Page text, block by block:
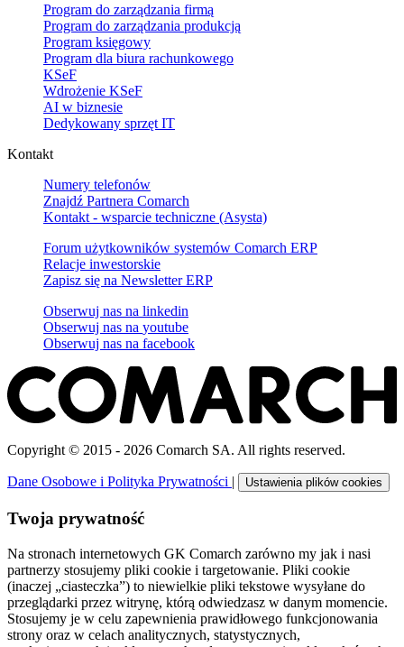
Program do zarządzania firmą
Program do zarządzania produkcją
Program księgowy
Program dla biura rachunkowego
KSeF
Wdrożenie KSeF
AI w biznesie
Dedykowany sprzęt IT
Kontakt
Numery telefonów
Znajdź Partnera Comarch
Kontakt - wsparcie techniczne (Asysta)
Forum użytkowników systemów Comarch ERP
Relacje inwestorskie
Zapisz się na Newsletter ERP
Obserwuj nas na linkedin
Obserwuj nas na youtube
Obserwuj nas na facebook
Copyright © 2015 - 2026 Comarch SA. All rights reserved.
Dane Osobowe i Polityka Prywatności | Ustawienia plików cookies
Twoja prywatność
Na stronach internetowych GK Comarch zarówno my jak i nasi
partnerzy stosujemy pliki cookie i targetowanie. Pliki cookie
(inaczej „ciasteczka”) to niewielkie pliki tekstowe wysyłane do
przeglądarki przez witrynę, którą odwiedzasz w danym momencie.
Stosujemy je w celu zapewnienia prawidłowego funkcjonowania
strony oraz w celach analitycznych, statystycznych,